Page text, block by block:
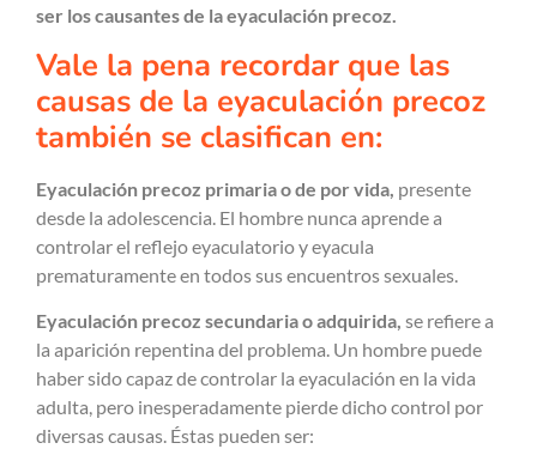
ser los causantes de la eyaculación precoz.
Vale la pena recordar que las
causas de la eyaculación precoz
también se clasifican en:
Eyaculación precoz primaria o de por vida, presente
desde la adolescencia. El hombre nunca aprende a
controlar el reflejo eyaculatorio y eyacula
prematuramente en todos sus encuentros sexuales.
Eyaculación precoz secundaria o adquirida, se refiere a
la aparición repentina del problema. Un hombre puede
haber sido capaz de controlar la eyaculación en la vida
adulta, pero inesperadamente pierde dicho control por
diversas causas. Éstas pueden ser: